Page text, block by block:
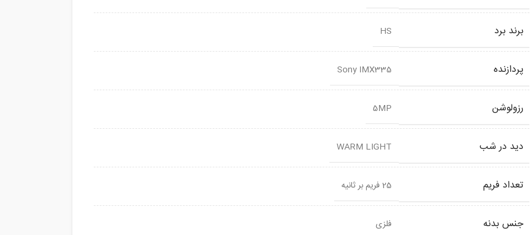
برند برد HS
پردازنده Sony IMX335
رزولوشن 5MP
دید در شب WARM LIGHT
تعداد فریم 25 فریم بر ثانیه
جنس بدنه فلزی